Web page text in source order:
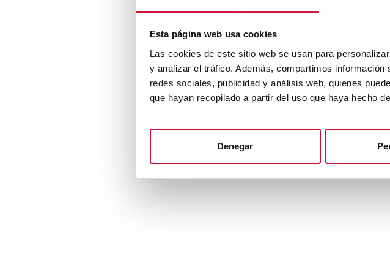
Esta página web usa cookies
Las cookies de este sitio web se usan para
y analizar el tráfico. Además, compartimos
redes sociales, publicidad y análisis web, quienes
que hayan recopilado a partir del uso que haya hecho
Denegar